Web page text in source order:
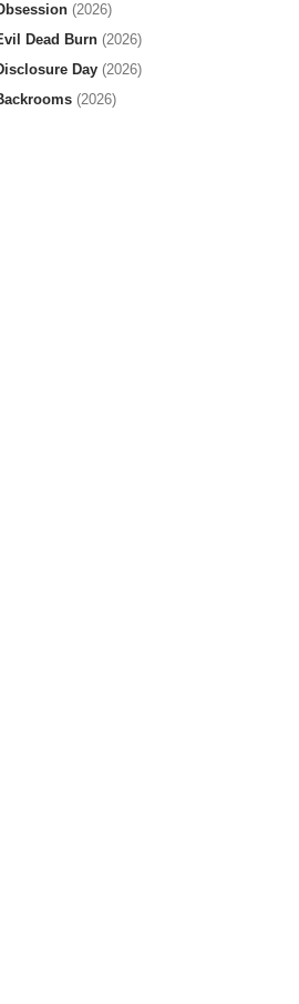
(2026)
Dead Burn (2026)
Day (2026)
(2026)